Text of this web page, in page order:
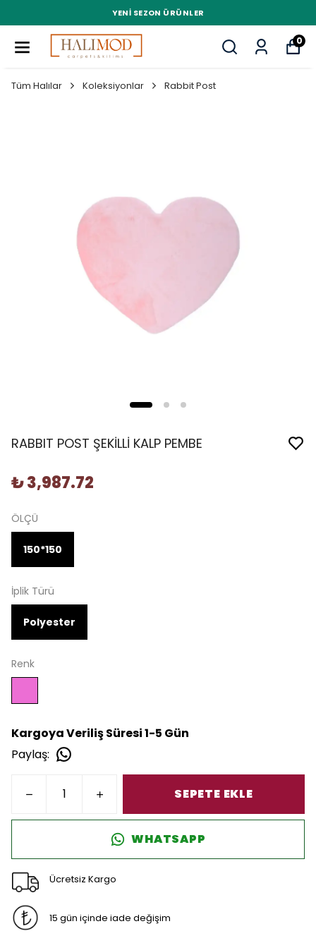
YENI SEZON ÜRÜNLER
0
Tüm Halılar Koleksiyonlar Rabbit Post
RABBIT POST ŞEKİLLİ KALP PEMBE
₺ 3,987.72
ÖLÇÜ
150*150
İplik Türü
Polyester
Renk
Kargoya Veriliş Süresi 1-5 Gün
Paylaş:
SEPETE EKLE
WHATSAPP
Ücretsiz Kargo
15 gün içinde iade değişim